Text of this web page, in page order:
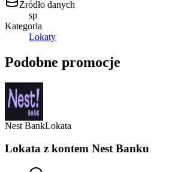
Źródło danych
sp
Kategoria
Lokaty
Podobne promocje
Nest BankLokata
Lokata z kontem Nest Banku